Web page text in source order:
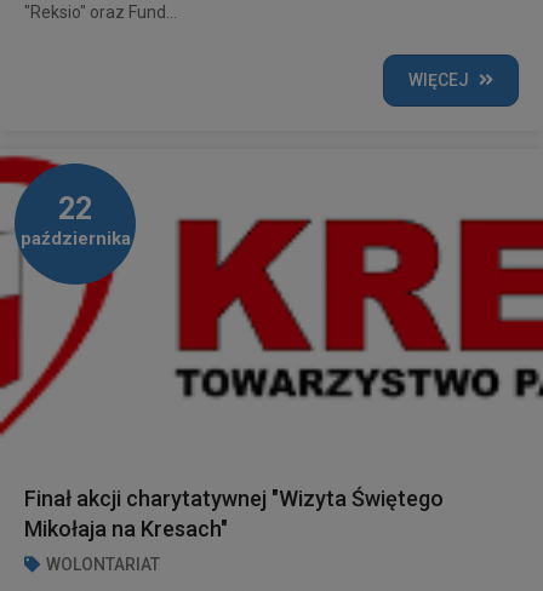
"Reksio" oraz Fund...
WIĘCEJ
22
października
Finał akcji charytatywnej "Wizyta Świętego
Mikołaja na Kresach"
WOLONTARIAT